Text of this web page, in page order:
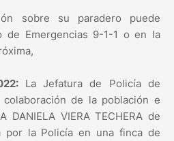
sobre su paradero puede
de Emergencias 9-1-1 o en la
La Jefatura de Policía de
colaboración de la población e
DANIELA VIERA TECHERA de
por la Policía en una finca de